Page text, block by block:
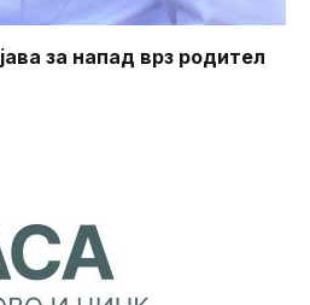
за напад врз родител